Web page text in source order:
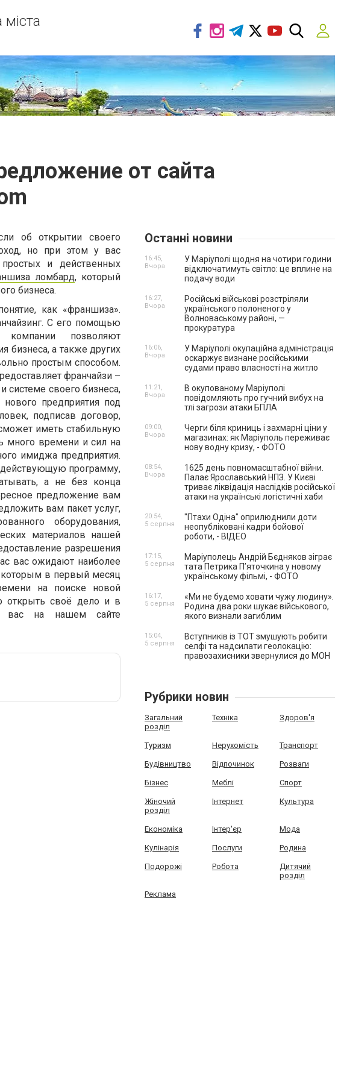
міста
от сайта
об открытии своего
но при этом у вас
и действенных
ломбард, который
бизнеса.
как «франшиза».
С его помощью
компании позволяют
бизнеса, а также других
простым способом.
франчайзи –
своего бизнеса,
предприятия под
подписав договор,
иметь стабильную
много времени и сил на
имиджа предприятия.
действующую программу,
а не без конца
предложение вам
вам пакет услуг,
оборудования,
материалов нашей
разрешения
вас ожидают наиболее
которым в первый месяц
на поиске новой
открыть своё дело и в
вас на нашем сайте
Останні новини
У Маріуполі щодня на чотири години
відключатимуть світло: це вплине на
подачу води
16:45,
Вчора
Російські військові розстріляли
українського полоненого у
Волноваському районі, —
прокуратура
16:27,
Вчора
У Маріуполі окупаційна адміністрація
оскаржує визнане російськими
судами право власності на житло
16:06,
Вчора
В окупованому Маріуполі
повідомляють про гучний вибух на
тлі загрози атаки БПЛА
11:21,
Вчора
Черги біля криниць і захмарні ціни у
магазинах: як Маріуполь переживає
нову водну кризу, - ФОТО
09:00,
Вчора
1625 день повномасштабної війни.
Палає Ярославський НПЗ. У Києві
триває ліквідація наслідків російської
атаки на українські логістичні хаби
08:54,
Вчора
"Птахи Одіна" оприлюднили доти
неопубліковані кадри бойової
роботи, - ВІДЕО
20:54,
5 серпня
Маріуполець Андрій Бєдняков зіграє
тата Петрика П’яточкина у новому
українському фільмі, - ФОТО
17:15,
5 серпня
«Ми не будемо ховати чужу людину».
Родина два роки шукає військового,
якого визнали загиблим
16:17,
5 серпня
Вступників із ТОТ змушують робити
селфі та надсилати геолокацію:
правозахисники звернулися до МОН
15:04,
5 серпня
Рубрики новин
Загальний
розділ
Техніка Здоров'я
Туризм Нерухомість Транспорт
Будівництво Відпочинок Розваги
Бізнес Меблі Спорт
Жіночий
розділ
Інтернет Культура
Економіка Інтер'єр Мода
Кулінарія Послуги Родина
Подорожі Робота
Дитячий
розділ
Реклама